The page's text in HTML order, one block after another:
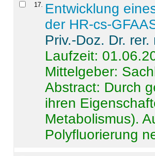
17
Entwicklung
der HR-cs-
Priv.-Doz. Dr.
Laufzeit:
Mittelgeber:
Abstract: Durch
ihren
Metabolismus).
Polyfluorierung